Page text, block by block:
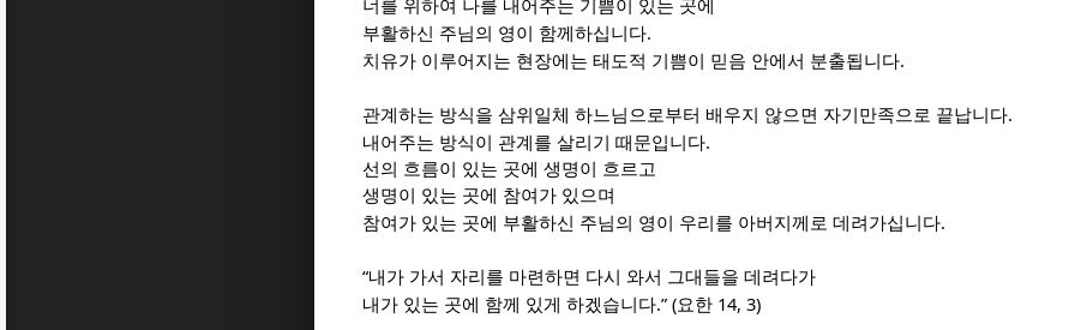
너를 위하여 나를 내어주는 기쁨이 있는 곳에
부활하신 주님의 영이 함께하십니다.
치유가 이루어지는 현장에는 태도적 기쁨이 믿음 안에서 분출됩니다.
관계하는 방식을 삼위일체 하느님으로부터 배우지 않으면 자기만족으로 끝납니다.
내어주는 방식이 관계를 살리기 때문입니다.
선의 흐름이 있는 곳에 생명이 흐르고
생명이 있는 곳에 참여가 있으며
참여가 있는 곳에 부활하신 주님의 영이 우리를 아버지께로 데려가십니다.
“내가 가서 자리를 마련하면 다시 와서 그대들을 데려다가
내가 있는 곳에 함께 있게 하겠습니다.” (요한 14, 3)